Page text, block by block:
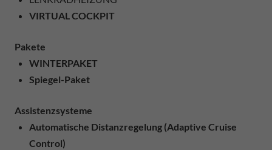
VIRTUAL COCKPIT
Pakete
WINTERPAKET
Spiegel-Paket
Assistenzsysteme
Automatische Distanzregelung (Adaptive Cruise
Control)